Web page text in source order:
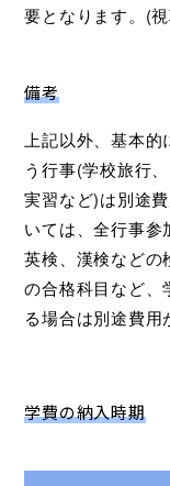
要となります。(
備考
上記以外、基本
う行事(学校旅行
実習など)は別途
いては、全行事参
英検、漢検などの
の合格科目など、
る場合は別途費用
学費の納入時期